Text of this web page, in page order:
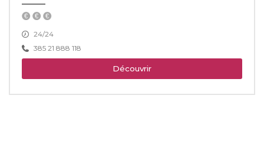
24/24
385 21 888 118
Découvrir